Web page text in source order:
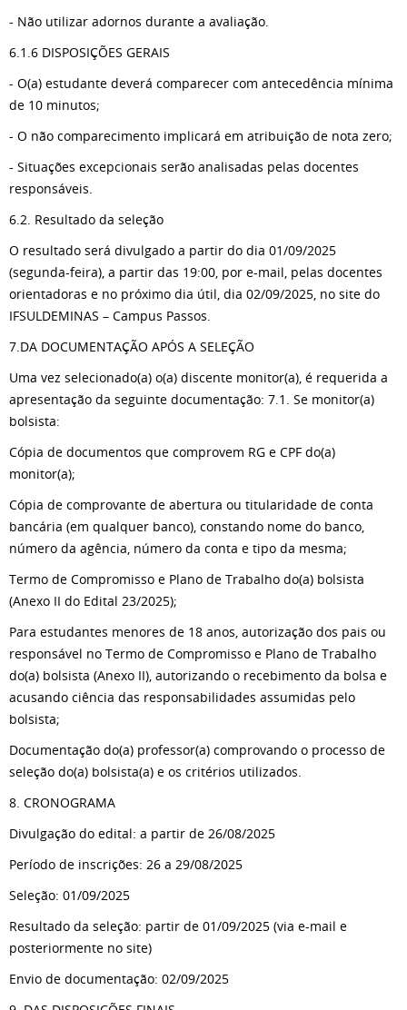
- Não utilizar adornos durante a avaliação.
6.1.6 DISPOSIÇÕES GERAIS
- O(a) estudante deverá comparecer com antecedência mínima
de 10 minutos;
- O não comparecimento implicará em atribuição de nota zero;
- Situações excepcionais serão analisadas pelas docentes
responsáveis.
6.2. Resultado da seleção
O resultado será divulgado a partir do dia 01/09/2025
(segunda-feira), a partir das 19:00, por e-mail, pelas docentes
orientadoras e no próximo dia útil, dia 02/09/2025, no site do
IFSULDEMINAS – Campus Passos.
7.DA DOCUMENTAÇÃO APÓS A SELEÇÃO
Uma vez selecionado(a) o(a) discente monitor(a), é requerida a
apresentação da seguinte documentação: 7.1. Se monitor(a)
bolsista:
Cópia de documentos que comprovem RG e CPF do(a)
monitor(a);
Cópia de comprovante de abertura ou titularidade de conta
bancária (em qualquer banco), constando nome do banco,
número da agência, número da conta e tipo da mesma;
Termo de Compromisso e Plano de Trabalho do(a) bolsista
(Anexo II do Edital 23/2025);
Para estudantes menores de 18 anos, autorização dos pais ou
responsável no Termo de Compromisso e Plano de Trabalho
do(a) bolsista (Anexo II), autorizando o recebimento da bolsa e
acusando ciência das responsabilidades assumidas pelo
bolsista;
Documentação do(a) professor(a) comprovando o processo de
seleção do(a) bolsista(a) e os critérios utilizados.
8. CRONOGRAMA
Divulgação do edital: a partir de 26/08/2025
Período de inscrições: 26 a 29/08/2025
Seleção: 01/09/2025
Resultado da seleção: partir de 01/09/2025 (via e-mail e
posteriormente no site)
Envio de documentação: 02/09/2025